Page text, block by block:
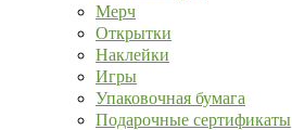
Мерч
Открытки
Наклейки
Игры
Упаковочная бумага
Подарочные сертификаты